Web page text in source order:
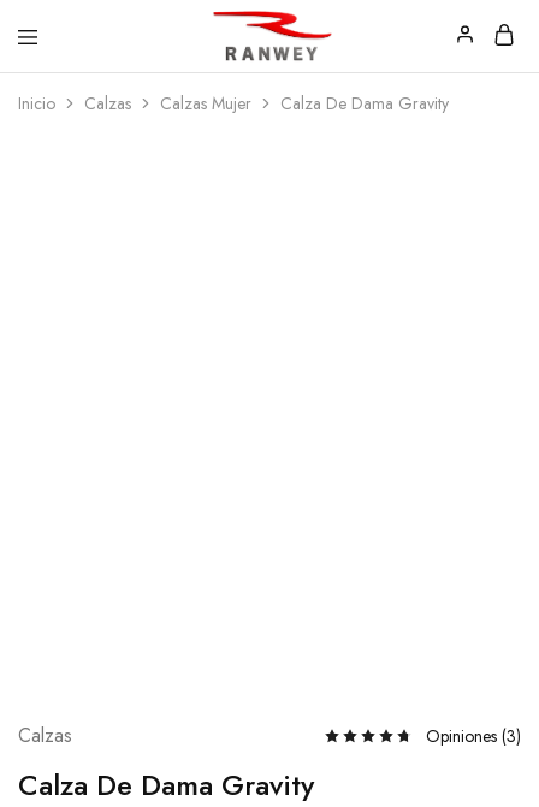
Ranwey
|
Tu
Estilo,
Inicio Calzas Calzas Mujer Calza De Dama Gravity
Calzas Opiniones (3)
Calza De Dama Gravity